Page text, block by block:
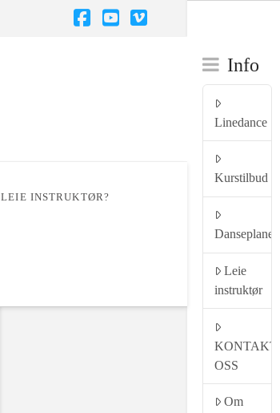
LEIE INSTRUKTØR?
Info
Linedance
Kurstilbud
Danseplaner
Leie
instruktør
KONTAKT
OSS
Om